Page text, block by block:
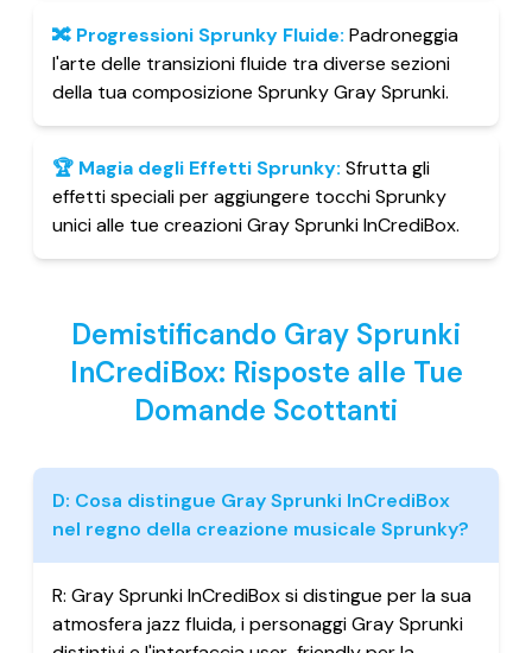
🔀 Progressioni Sprunky Fluide: Padroneggia
l'arte delle transizioni fluide tra diverse sezioni
della tua composizione Sprunky Gray Sprunki.
🏆 Magia degli Effetti Sprunky: Sfrutta gli
effetti speciali per aggiungere tocchi Sprunky
unici alle tue creazioni Gray Sprunki InCrediBox.
Demistificando Gray Sprunki
InCrediBox: Risposte alle Tue
Domande Scottanti
D: Cosa distingue Gray Sprunki InCrediBox
nel regno della creazione musicale Sprunky?
R: Gray Sprunki InCrediBox si distingue per la sua
atmosfera jazz fluida, i personaggi Gray Sprunki